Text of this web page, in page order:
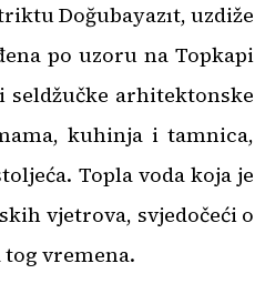
Doğubayazıt, uzdiže
po uzoru na Topkapi
seldžučke arhitektonske
kuhinja i tamnica,
Topla voda koja je
vjetrova, svjedočeći o
vremena.